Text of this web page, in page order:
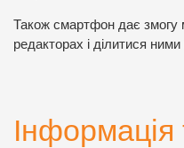
Також смартфон дає змогу
редакторах і ділитися
Інформація